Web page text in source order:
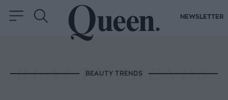
NEWSLETTER
BEAUTY TRENDS